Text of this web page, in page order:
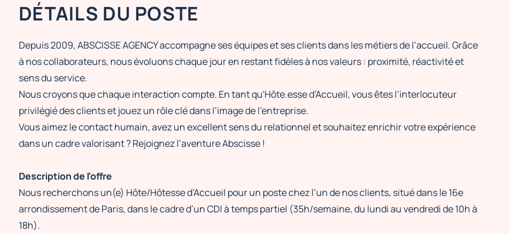
DÉTAILS DU POSTE
Depuis 2009, ABSCISSE AGENCY accompagne ses équipes et ses clients dans les métiers de l’accueil. Grâce
à nos collaborateurs, nous évoluons chaque jour en restant fidèles à nos valeurs : proximité, réactivité et
sens du service.
Nous croyons que chaque interaction compte. En tant qu'Hôte.esse d’Accueil, vous êtes l’interlocuteur
privilégié des clients et jouez un rôle clé dans l’image de l’entreprise.
Vous aimez le contact humain, avez un excellent sens du relationnel et souhaitez enrichir votre expérience
dans un cadre valorisant ? Rejoignez l’aventure Abscisse !
Description de l'offre
Nous recherchons un(e) Hôte/Hôtesse d’Accueil pour un poste chez l’un de nos clients, situé dans le 16e
arrondissement de Paris, dans le cadre d’un CDI à temps partiel (35h/semaine, du lundi au vendredi de 10h à
18h).